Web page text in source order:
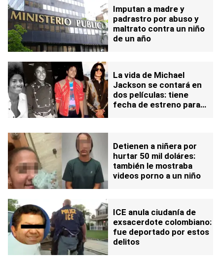
Imputan a madre y
padrastro por abuso y
maltrato contra un niño
de un año
La vida de Michael
Jackson se contará en
dos películas: tiene
fecha de estreno para
Detienen a niñera por
hurtar 50 mil doláres:
también le mostraba
videos porno a un niño
ICE anula ciudanía de
exsacerdote colombiano:
fue deportado por estos
delitos